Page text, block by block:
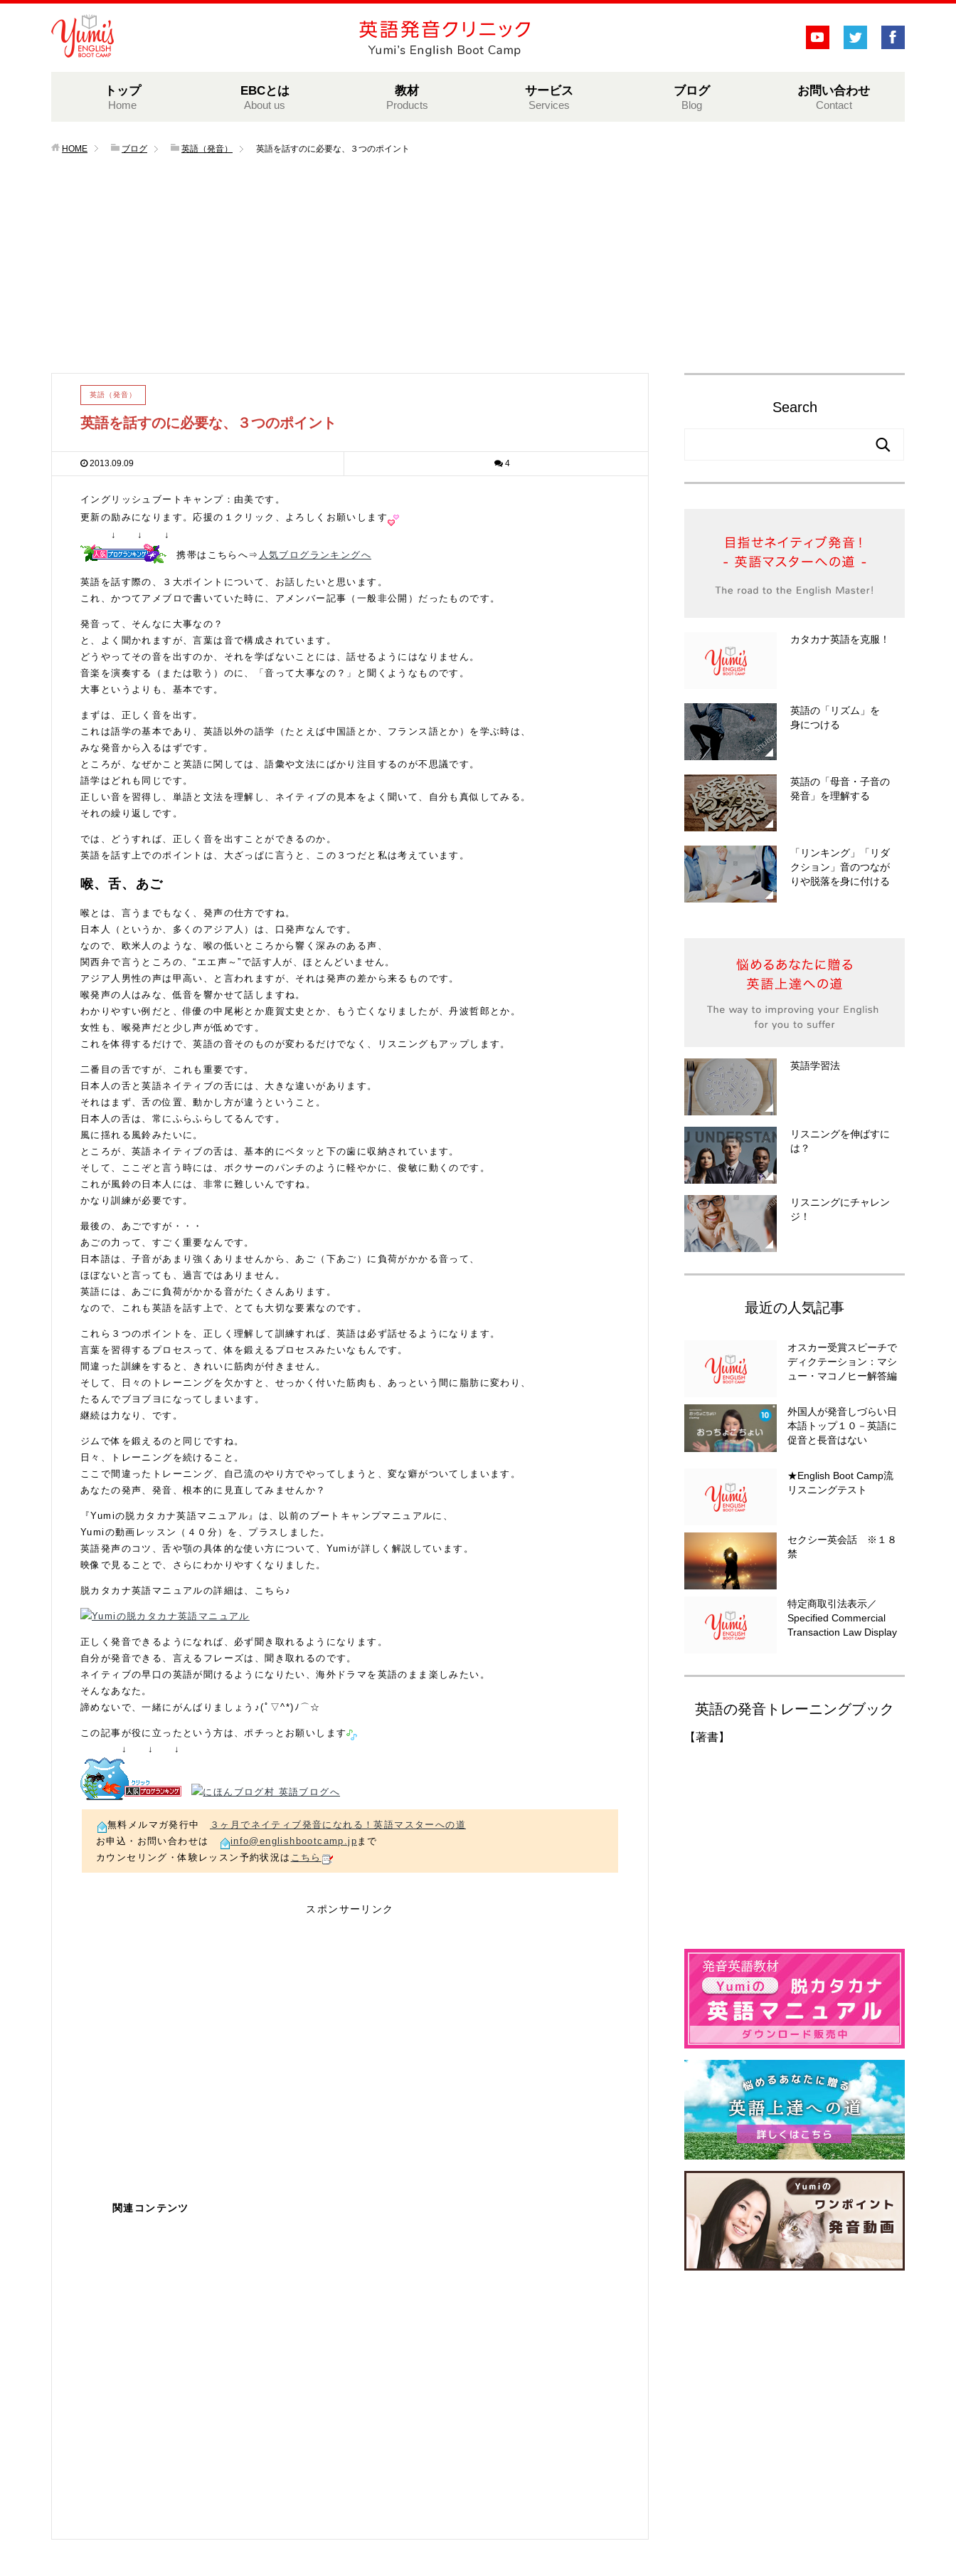
トップ
Home
EBCとは
About us
教材
Products
サービス
Services
ブログ
Blog
お問い合わせ
Contact
HOME ブログ 英語（発音） 英語を話すのに必要な、３つのポイント
英語（発音）
英語を話すのに必要な、３つのポイント
2013.09.09 4
イングリッシュブートキャンプ：由美です。
更新の励みになります。応援の１クリック、よろしくお願いします
↓ ↓ ↓
携帯はこちらへ⇒ 人気ブログランキングへ
英語を話す際の、３大ポイントについて、お話したいと思います。
これ、かつてアメブロで書いていた時に、アメンバー記事（一般非公開）だったものです。
発音って、そんなに大事なの？
と、よく聞かれますが、言葉は音で構成されています。
どうやってその音を出すのか、それを学ばないことには、話せるようにはなりません。
音楽を演奏する（または歌う）のに、「音って大事なの？」と聞くようなものです。
大事というよりも、基本です。
まずは、正しく音を出す。
これは語学の基本であり、英語以外の語学（たとえば中国語とか、フランス語とか）を学ぶ時は、
みな発音から入るはずです。
ところが、なぜかこと英語に関しては、語彙や文法にばかり注目するのが不思議です。
語学はどれも同じです。
正しい音を習得し、単語と文法を理解し、ネイティブの見本をよく聞いて、自分も真似してみる。
それの繰り返しです。
では、どうすれば、正しく音を出すことができるのか。
英語を話す上でのポイントは、大ざっぱに言うと、この３つだと私は考えています。
喉、舌、あご
喉とは、言うまでもなく、発声の仕方ですね。
日本人（というか、多くのアジア人）は、口発声なんです。
なので、欧米人のような、喉の低いところから響く深みのある声、
関西弁で言うところの、“エエ声～”で話す人が、ほとんどいません。
アジア人男性の声は甲高い、と言われますが、それは発声の差から来るものです。
喉発声の人はみな、低音を響かせて話しますね。
わかりやすい例だと、俳優の中尾彬とか鹿賀丈史とか、もう亡くなりましたが、丹波哲郎とか。
女性も、喉発声だと少し声が低めです。
これを体得するだけで、英語の音そのものが変わるだけでなく、リスニングもアップします。
二番目の舌ですが、これも重要です。
日本人の舌と英語ネイティブの舌には、大きな違いがあります。
それはまず、舌の位置、動かし方が違うということ。
日本人の舌は、常にふらふらしてるんです。
風に揺れる風鈴みたいに。
ところが、英語ネイティブの舌は、基本的にベタッと下の歯に収納されています。
そして、ここぞと言う時には、ボクサーのパンチのように軽やかに、俊敏に動くのです。
これが風鈴の日本人には、非常に難しいんですね。
かなり訓練が必要です。
最後の、あごですが・・・
あごの力って、すごく重要なんです。
日本語は、子音があまり強くありませんから、あご（下あご）に負荷がかかる音って、
ほぼないと言っても、過言ではありません。
英語には、あごに負荷がかかる音がたくさんあります。
なので、これも英語を話す上で、とても大切な要素なのです。
これら３つのポイントを、正しく理解して訓練すれば、英語は必ず話せるようになります。
言葉を習得するプロセスって、体を鍛えるプロセスみたいなもんです。
間違った訓練をすると、きれいに筋肉が付きません。
そして、日々のトレーニングを欠かすと、せっかく付いた筋肉も、あっという間に脂肪に変わり、
たるんでブヨブヨになってしまいます。
継続は力なり、です。
ジムで体を鍛えるのと同じですね。
日々、トレーニングを続けること。
ここで間違ったトレーニング、自己流のやり方でやってしまうと、変な癖がついてしまいます。
あなたの発声、発音、根本的に見直してみませんか？
『Yumiの脱カタカナ英語マニュアル』は、以前のブートキャンプマニュアルに、
Yumiの動画レッスン（４０分）を、プラスしました。
英語発声のコツ、舌や顎の具体的な使い方について、Yumiが詳しく解説しています。
映像で見ることで、さらにわかりやすくなりました。
脱カタカナ英語マニュアルの詳細は、こちら♪
正しく発音できるようになれば、必ず聞き取れるようになります。
自分が発音できる、言えるフレーズは、聞き取れるのです。
ネイティブの早口の英語が聞けるようになりたい、海外ドラマを英語のまま楽しみたい。
そんなあなた。
諦めないで、一緒にがんばりましょう♪(ﾟ▽^*)ﾉ⌒☆
この記事が役に立ったという方は、ポチっとお願いします
↓ ↓ ↓
無料メルマガ発行中
３ヶ月でネイティブ発音になれる！英語マスターへの道
お申込・お問い合わせは
info@englishbootcamp.jp まで
カウンセリング・体験レッスン予約状況は こちら
スポンサーリンク
関連コンテンツ
Search
カタカナ英語を克服！
英語の「リズム」を
身につける
英語の「母音・子音の
発音」を理解する
「リンキング」「リダ
クション」音のつなが
りや脱落を身に付ける
英語学習法
リスニングを伸ばすに
は？
リスニングにチャレン
ジ！
最近の人気記事
オスカー受賞スピーチで
ディクテーション：マシ
ュー・マコノヒー解答編
外国人が発音しづらい日
本語トップ１０－英語に
促音と長音はない
★English Boot Camp流
リスニングテスト
セクシー英会話 ※１８
禁
特定商取引法表示／
Specified Commercial
Transaction Law Display
英語の発音トレーニングブック
【著書】